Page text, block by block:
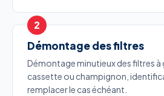
Démontage des filtres
Démontage minutieux des filtres à
cassette ou champignon,
remplacer le cas échéant.